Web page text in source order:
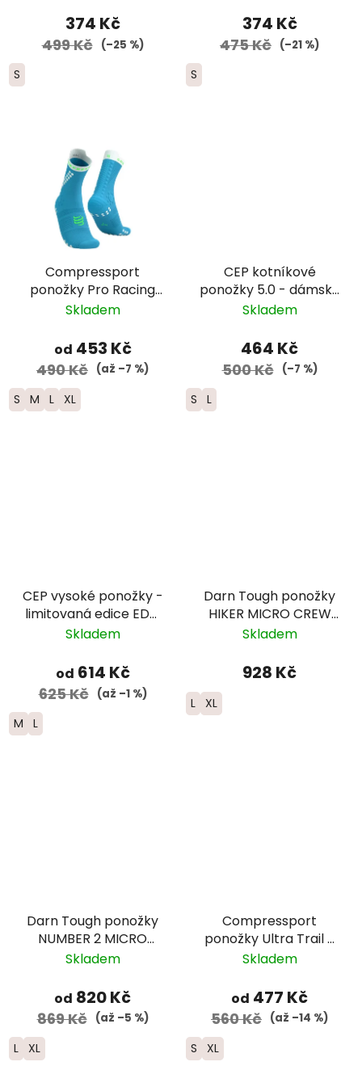
374 Kč
499 Kč (–25 %)
S
374 Kč
475 Kč (–21 %)
S
Compressport
ponožky Pro Racing
Trail -
Skladem
od 453 Kč
490 Kč (až –7 %)
S M L XL
CEP kotníkové
ponožky 5.0 - dámské
– černá
Skladem
464 Kč
500 Kč (–7 %)
S L
CEP vysoké ponožky -
limitovaná edice EDT.
FADE - dámské -
Skladem
od 614 Kč
625 Kč (až –1 %)
M L
Darn Tough ponožky
HIKER MICRO CREW
Midweight Merino -
modré
Skladem
928 Kč
L XL
Darn Tough ponožky
NUMBER 2 MICRO
CREW Midweight
zelené
Skladem
od 820 Kč
869 Kč (až –5 %)
L XL
Compressport
ponožky Ultra Trail -
modrá
Skladem
od 477 Kč
560 Kč (až –14 %)
S XL